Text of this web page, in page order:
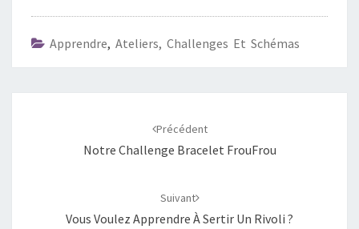
Apprendre, Ateliers, Challenges Et Schémas
Précédent
Notre Challenge Bracelet FrouFrou
Suivant
Vous Voulez Apprendre À Sertir Un Rivoli ?